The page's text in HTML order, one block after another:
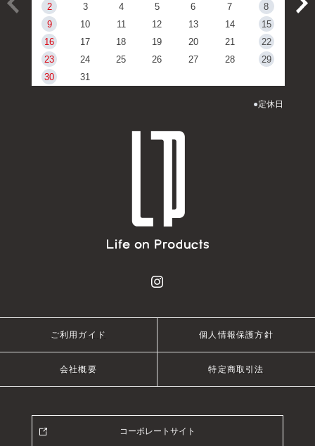
2
3 4 5 6 7
8
9
10 11 12 13 14
15
16
17 18 19 20 21
22
23
24 25 26 27 28
29
30
31
●定休日
ご利用ガイド 個人情報保護方針
会社概要 特定商取引法
コーポレートサイト